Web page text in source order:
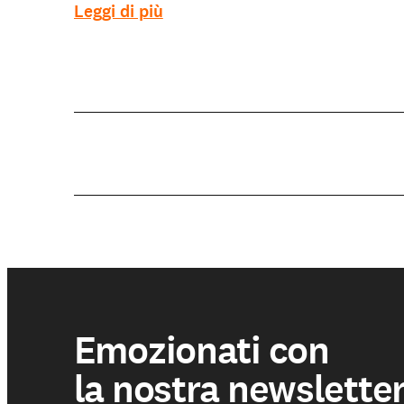
Leggi di più
Emozionati con
la nostra